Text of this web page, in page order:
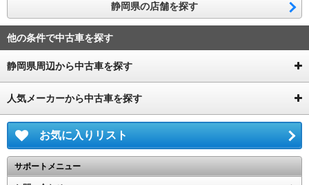
静岡県の店舗を探す
他の条件で中古車を探す
静岡県周辺から中古車を探す
人気メーカーから中古車を探す
お気に入りリスト
サポートメニュー